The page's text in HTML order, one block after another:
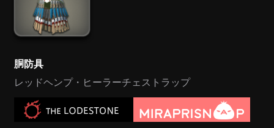
胴防具
レッドヘンプ・ヒーラーチェストラップ